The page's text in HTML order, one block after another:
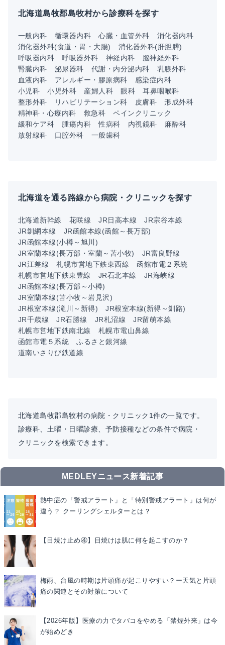
北海道島牧郡島牧村から診療科を探す
一般内科 循環器内科 心臓・血管外科
消化器内科
消化器外科(食道・胃・大腸)
消化器外科(肝胆膵)
呼吸器内科
呼吸器外科 神経内科
脳神経外科
腎臓内科
泌尿器科 代謝・内分泌内科
乳腺外科
血液内科
アレルギー・膠原病科
感染症内科
小児科
小児外科 産婦人科 眼科
耳鼻咽喉科
整形外科
リハビリテーション科 皮膚科
形成外科
精神科・心療内科
救急科
ペインクリニック
緩和ケア科
腫瘍内科 性病科 内視鏡科
麻酔科
放射線科
口腔外科 一般歯科
北海道を通る路線から病院・クリニックを探す
北海道新幹線 花咲線 JR日高本線
JR宗谷本線
JR釧網本線
JR函館本線(函館～長万部)
JR函館本線(小樽～旭川)
JR室蘭本線(長万部・室蘭～苫小牧)
JR富良野線
JR江差線
札幌市営地下鉄東西線
函館市電２系統
札幌市営地下鉄東豊線
JR石北本線
JR海峡線
JR函館本線(長万部～小樽)
JR室蘭本線(苫小牧～岩見沢)
JR根室本線(滝川～新得)
JR根室本線(新得～釧路)
JR千歳線
JR石勝線 JR札沼線
JR留萌本線
札幌市営地下鉄南北線
札幌市電山鼻線
函館市電５系統
ふるさと銀河線
道南いさりび鉄道線
北海道島牧郡島牧村の病院・クリニック1件の一覧です。
診療科、土曜・日曜診療、予防接種などの条件で病院・
クリニックを検索できます。
MEDLEYニュース新着記事
熱中症の「警戒アラート」と「特別警戒アラート」は何が
違う？ クーリングシェルターとは？
【日焼け止め④】日焼けは肌に何を起こすのか？
梅雨、台風の時期は片頭痛が起こりやすい？ー天気と片頭
痛の関連とその対策について
【2026年版】医療の力でタバコをやめる「禁煙外来」は今
が始めどき